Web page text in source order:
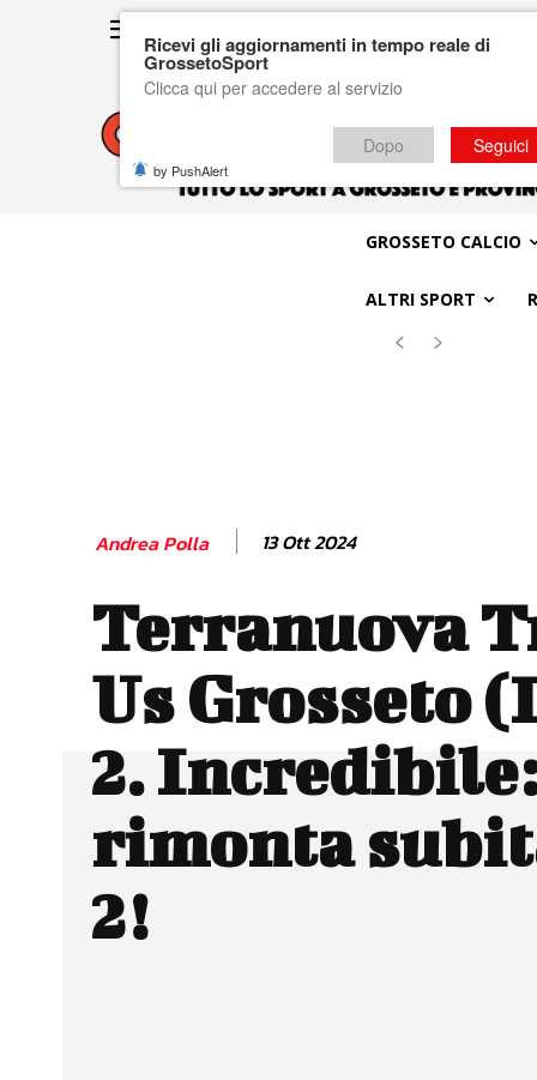
GROSSETO CALCIO
ALTRI SPORT
Andrea Polla 13 Ott 2024
Terranuova
Us Grosseto
2.
rimonta
2!
Ricevi gli aggiornamenti in tempo reale di
GrossetoSport
Clicca qui per accedere al servizio
Dopo Seguici
by PushAlert